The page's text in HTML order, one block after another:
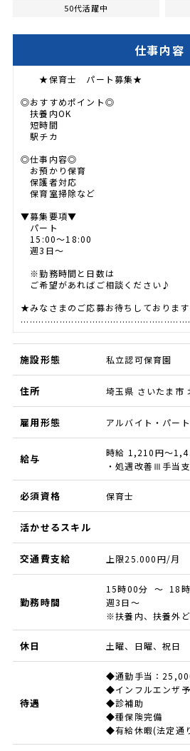
50代活躍中
仕事内容
★保育士 パート募集★
◎おすすめポイント◎
扶養内OK
短時間
駅チカ
◎仕事内容◎
お預かり保育
保護者対応
保育室掃除など
▼募集要項▼
パート
15:00～18:00
週3日～
※勤務時間と日数は
ご希望があればご相談ください♪
★みなさまのご応募お待ちしておりま
施設形態 私立認可保育園
住所 埼玉県 さいたま市
雇用形態 アルバイト・パート
給与
時給 1,210円～
・処遇改善Ⅲ手当
必須資格 保育士
活かせるスキル
交通費支給 上限25.000円/月
勤務時間
15時00分 ～ 18
週3日～
※扶養内、扶養外ど
休日 土曜、日曜、祝日
待遇
◆通勤手当：
◆インフルエンザ
◆診補助
◆種保険完備
◆有給休暇(法定通